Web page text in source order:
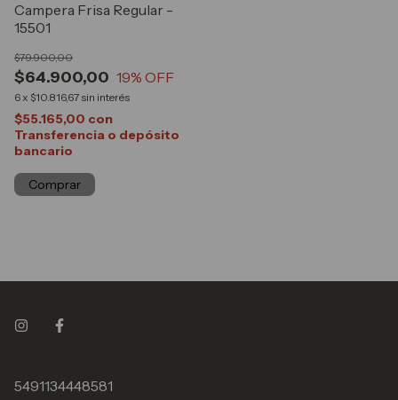
Campera Frisa Regular -
15501
$64.900,00
$79.900,00
19% OFF
6x $10.816,67 sin interés
$55.165,00 con
Transferencia o depósito
bancario
Comprar
5491134448581